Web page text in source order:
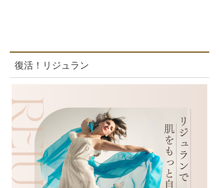
復活！リジュラン